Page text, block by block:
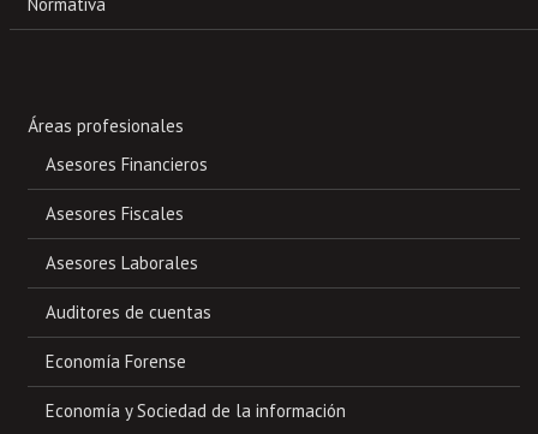
Áreas profesionales
Asesores Financieros
Asesores Fiscales
Asesores Laborales
Auditores de cuentas
Economía Forense
Economía y Sociedad de la información